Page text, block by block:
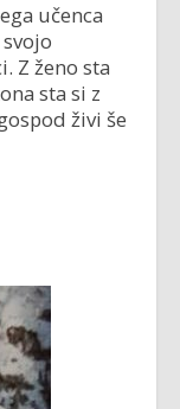
učenca
Z ženo sta
sta si z
živi še